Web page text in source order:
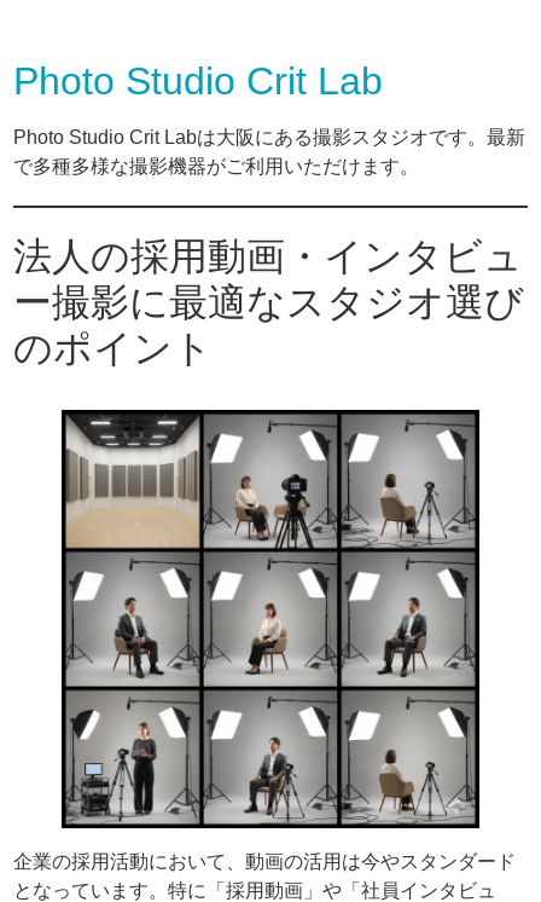
Photo Studio Crit Lab
Photo Studio Crit Labは大阪にある撮影スタジオです。最新
で多種多様な撮影機器がご利用いただけます。
法人の採用動画・インタビュ
ー撮影に最適なスタジオ選び
のポイント
企業の採用活動において、動画の活用は今やスタンダード
となっています。特に「採用動画」や「社員インタビュ